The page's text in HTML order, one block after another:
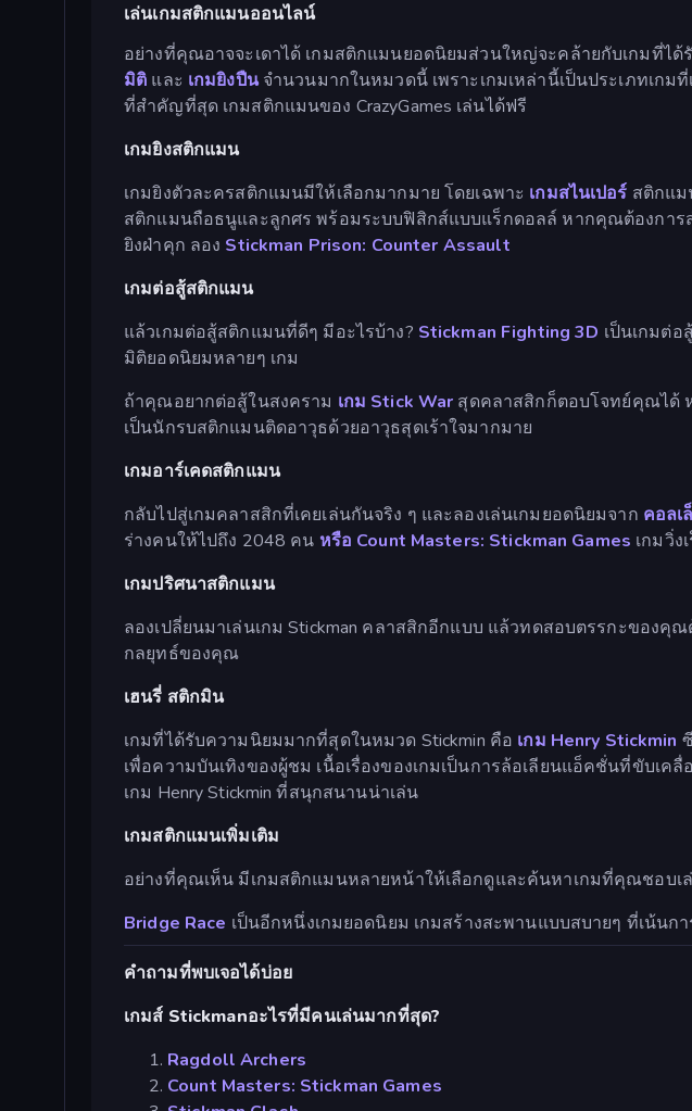
เล่นเกมสติกแมนออนไลน์
อย่างที่คุณอาจจะเดาได้ เกมสติกแมนยอดนิยมส่วนใหญ่จะคล้ายกับเกมที่
มิติ และ เกมยิงปืนจำนวนมากในหมวดนี้ เพราะเกมเหล่านี้เป็นประเภทเก
ที่สำคัญที่สุด เกมสติกแมนของ CrazyGames เล่นได้ฟรี
เกมยิงสติกแมน
เกมยิงตัวละครสติกแมนมีให้เลือกมากมาย โดยเฉพาะ เกมสไนเปอร์ สติกแม
สติกแมนถือธนูและลูกศร พร้อมระบบฟิสิกส์แบบแร็กดอลล์ หากคุณต้องการ
ยิงฝ่าคุก ลอง Stickman Prison: Counter Assault
เกมต่อสู้สติกแมน
แล้วเกมต่อสู้สติกแมนที่ดีๆ มีอะไรบ้าง? Stickman Fighting 3D เป็นเกมต่
มิติยอดนิยมหลายๆ เกม
ถ้าคุณอยากต่อสู้ในสงคราม เกม Stick War สุดคลาสสิกก็ตอบโจทย์คุณได้
เป็นนักรบสติกแมนติดอาวุธด้วยอาวุธสุดเร้าใจมากมาย
เกมอาร์เคดสติกแมน
กลับไปสู่เกมคลาสสิกที่เคยเล่นกันจริง ๆ และลองเล่นเกมยอดนิยมจาก คอลเ
ร่างคนให้ไปถึง 2048 คน หรือ Count Masters: Stickman Games เกมวิ่
เกมปริศนาสติกแมน
ลองเปลี่ยนมาเล่นเกม Stickman คลาสสิกอีกแบบ แล้วทดสอบตรรกะของคุณ
กลยุทธ์ของคุณ
เฮนรี่ สติกมิน
เกมที่ได้รับความนิยมมากที่สุดในหมวด Stickmin คือ เกม Henry Stickmin
เพื่อความบันเทิงของผู้ชม เนื้อเรื่องของเกมเป็นการล้อเลียนแอ็คชั่นที่ขับเค
เกม Henry Stickmin ที่สนุกสนานน่าเล่น
เกมสติกแมนเพิ่มเติม
อย่างที่คุณเห็น มีเกมสติกแมนหลายหน้าให้เลือกดูและค้นหาเกมที่คุณชอบเล่
Bridge Race เป็นอีกหนึ่งเกมยอดนิยม เกมสร้างสะพานแบบสบายๆ ที่เน้น
คำถามที่พบเจอได้บ่อย
เกมส์ Stickmanอะไรที่มีคนเล่นมากที่สุด?
Ragdoll Archers
Count Masters: Stickman Games